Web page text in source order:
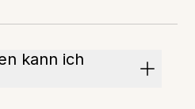
kann ich